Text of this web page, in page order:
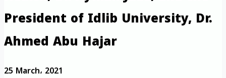
President of Idlib University, Dr.
Ahmed Abu Hajar
25 March، 2021